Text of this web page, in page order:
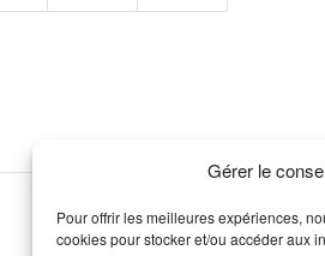
Gérer le
Pour offrir les meilleures expériences,
cookies pour stocker et/ou accéder aux